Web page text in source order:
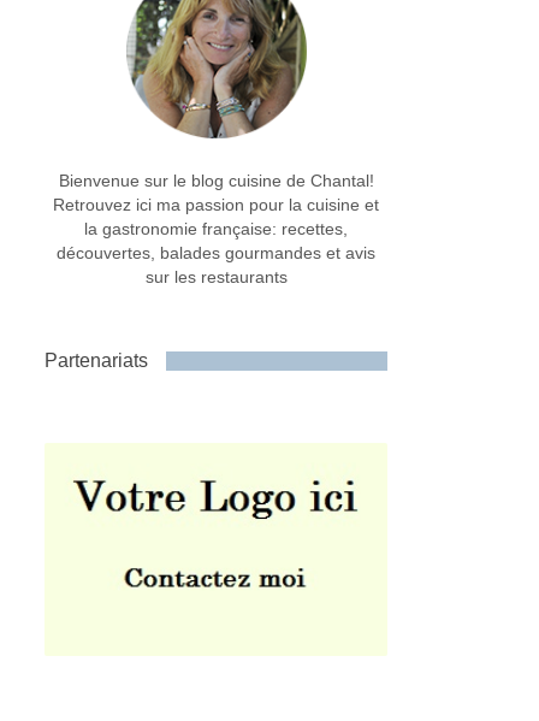
Bienvenue sur le blog cuisine de Chantal!
Retrouvez ici ma passion pour la cuisine et
la gastronomie française: recettes,
découvertes, balades gourmandes et avis
sur les restaurants
Partenariats